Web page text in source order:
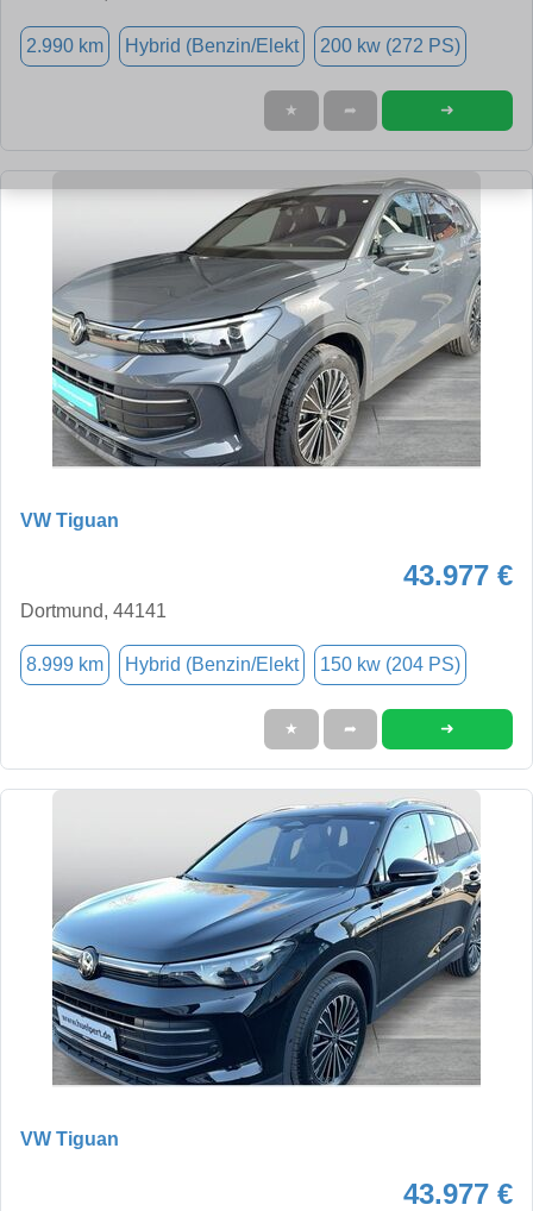
2.990 km Hybrid (Benzin/Elekt 200 kw (272 PS)
★ ➦ ➜
VW Tiguan
43.977 €
Dortmund, 44141
8.999 km Hybrid (Benzin/Elekt 150 kw (204 PS)
★ ➦ ➜
VW Tiguan
43.977 €